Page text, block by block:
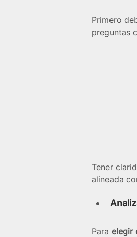
Primero
preguntas
Tener
alineada
Para elegir